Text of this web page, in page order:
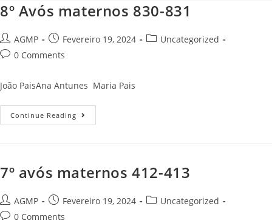
8º Avós maternos 830-831
Post
author:
AGMP
Post
published:
Fevereiro 19, 2024
PostUncategorized
Post0 Comments
João PaisAna Antunes Maria Pais
Continue Reading 8º
Avós
7º avós maternos 412-413
Post
author:
AGMP
Post
published:
Fevereiro 19, 2024
PostUncategorized
Post0 Comments